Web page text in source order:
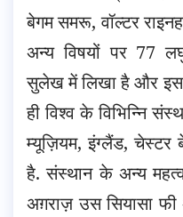
बेगम समरू, वॉल्टर
अन्य विषयों पर 77
सुलेख में लिखा है और इस
ही विश्व के विभिन्नि
म्यूज़ियम, इंग्लैंड, चेस्टर
है. संस्थान के अन्य
अग़राज़ उस सियासा